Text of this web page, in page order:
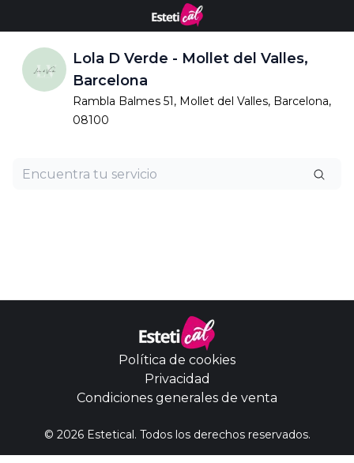
Lola D Verde - Mollet del Valles,
Barcelona
Rambla Balmes 51, Mollet del Valles, Barcelona,
08100
Política de cookies
Privacidad
Condiciones generales de venta
© 2026Estetical. Todos los derechos reservados.